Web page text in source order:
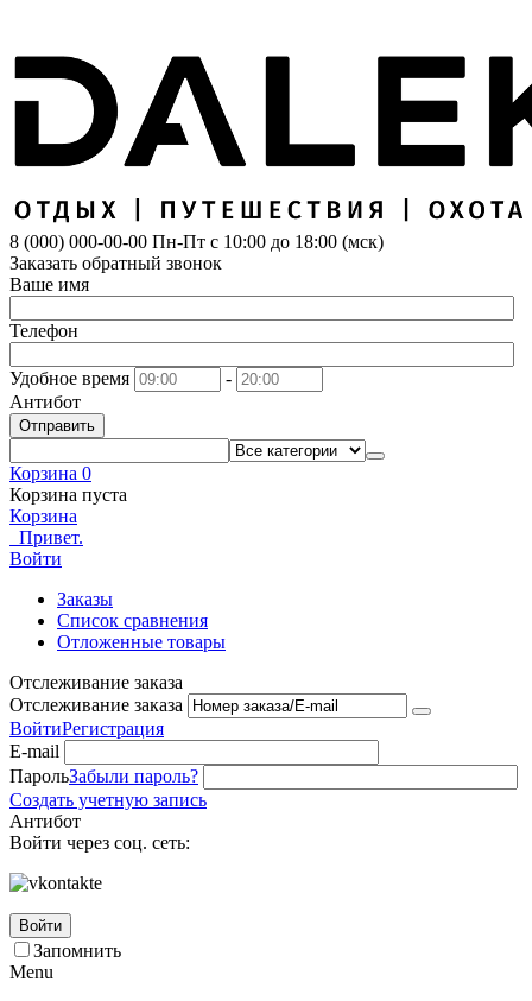
8 (000) 000-00-00 Пн-Пт с 10:00 до 18:00 (мск)
Заказать обратный звонок
Ваше имя
Телефон
Удобное время
-
Антибот
Отправить
Корзина 0
Корзина пуста
Корзина
Привет.
Войти
Заказы
Список сравнения
Отложенные товары
Отслеживание заказа
Отслеживание заказа
ВойтиРегистрация
E-mail
ПарольЗабыли пароль?
Создать учетную запись
Антибот
Войти через соц. сеть:
Войти
Запомнить
Menu